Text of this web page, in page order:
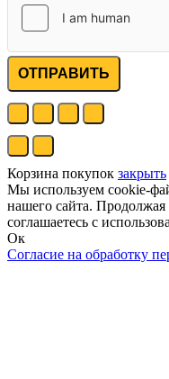
ОТПРАВИТЬ
Корзина покупок закрыть
Мы используем cookie-
нашего сайта. Продолжая
соглашаетесь с
Ок
Согласие на обработку